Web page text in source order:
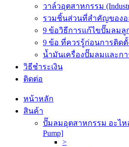
วาล์วอุตสาหกรรม
รวมชิ้นส่วนที่สำคัญของ
9 ข้อวิธีการแก้ไขปั๊มลมลู
9 ข้อ ที่ควรรู้ก่อนการติด
น้ำมันเครื่องปั๊มลมและกา
วิธีชำระเงิน
ติดต่อ
หน้าหลัก
สินค้า
ปั๊มลมอุตสาหกรรม อะไห
Pump]
>